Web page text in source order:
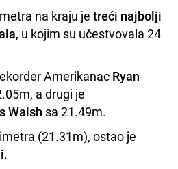
na kraju je treći najbolji
, u kojim su učestvovala 24
Amerikanac Ryan
a drugi je
Walsh sa 21.49m.
(21.31m), ostao je
.